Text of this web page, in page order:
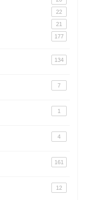
22
21
177
134
7
1
4
161
12